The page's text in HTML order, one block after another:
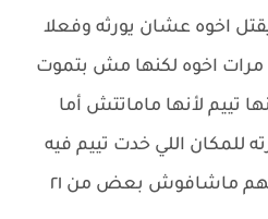
اخوه عشان يورثه وفعلا
اخوه لكنها مش بتموت
تييم لأنها ماماتتش أما
للمكان اللي خدت تييم فيه
وهتعرفهم على بعض لأنهم ماشافوش بعض من ٢١